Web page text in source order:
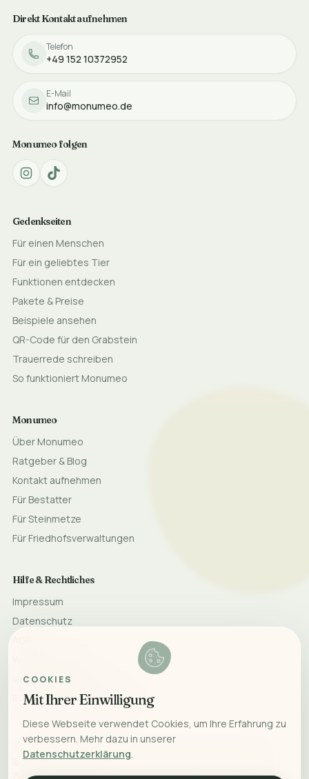
COOKIES
Mit Ihrer Einwilligung
Diese Webseite verwendet Cookies, um Ihre Erfahrung zu
verbessern. Mehr dazu in unserer
Datenschutzerklärung.
Direkt Kontakt aufnehmen
Telefon
+49 152 10372952
E-Mail
info@monumeo.de
Monumeo folgen
Gedenkseiten
Für einen Menschen
Für ein geliebtes Tier
Funktionen entdecken
Pakete & Preise
Beispiele ansehen
QR-Code für den Grabstein
Trauerrede schreiben
So funktioniert Monumeo
Monumeo
Über Monumeo
Ratgeber & Blog
Kontakt aufnehmen
Für Bestatter
Für Steinmetze
Für Friedhofsverwaltungen
Hilfe & Rechtliches
Impressum
Datenschutz
Versand & Lieferung
Rücksendung & Erstattung
2026Monumeo. Mit Liebe für bleibende Erinnerungen.
Zurück nach oben